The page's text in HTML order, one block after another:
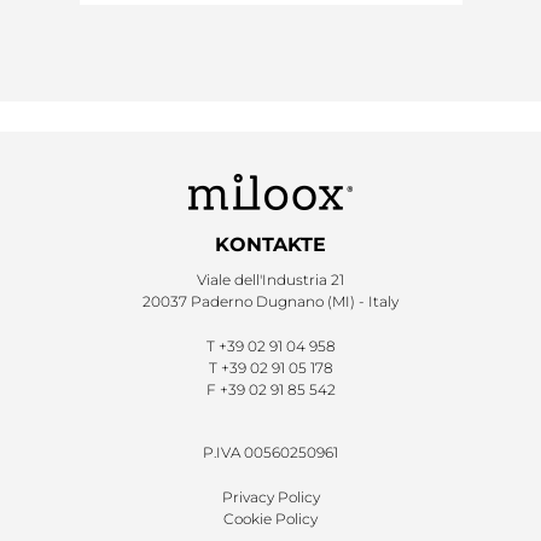
KONTAKTE
Viale dell'Industria 21
20037 Paderno Dugnano (MI) - Italy
T +39 02 91 04 958
T +39 02 91 05 178
F +39 02 91 85 542
P.IVA 00560250961
Privacy Policy
Cookie Policy